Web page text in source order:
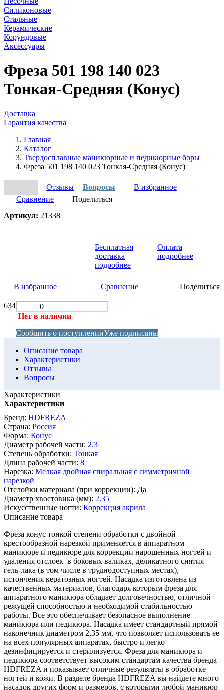
Силиконовые
Стальные
Керамические
Корундовые
Аксессуары
Фреза 501 198 140 023
Тонкая-Средняя (Конус)
Доставка
Гарантия качества
Главная
Каталог
Твердосплавные маникюрные и педикюрные боры
Фреза 501 198 140 023 Тонкая-Средняя (Конус)
Отзывы Вопросы
В избранное
Сравнение
Поделиться
Артикул: 21338
Бесплатная
доставка
подробнее
Оплата
подробнее
В избранное Сравнение Поделиться
Характеристики
Характеристики
Бренд: HDFREZA
Страна: Россия
Форма: Конус
Диаметр рабочей части: 2.3
Степень обработки: Тонкая
Длина рабочей части: 8
Нарезка: Мелкая двойная спиральная с симметричной
нарезкой
Отслойки материала (при коррекции): Да
Диаметр хвостовика (мм): 2.35
Искусственные ногти: Коррекция акрила
634
Нет в наличии
Сообщить о поступленииУже подписаны
Описание товара
Характеристики
Отзывы
Вопросы
Описание товара
Фреза конус тонкой степени обработки с двойной
крестообразной нарезкой применяется в аппаратном
маникюре и педикюре для коррекции нарощенных ногтей и
удаления отслоек в боковых валиках, деликатного снятия
гель-лака (в том числе в труднодоступных местах),
истончения кератозных ногтей. Насадка изготовлена из
качественных материалов, благодаря которым фреза для
аппаратного маникюра обладает долговечностью, отличной
режущей способностью и необходимой стабильностью
работы. Все это обеспечивает безопасное выполнение
маникюра или педикюра. Насадка имеет стандартный прямой
наконечник диаметром 2,35 мм, что позволяет использовать ее
на всех популярных аппаратах, быстро и легко
дезинфицируется и стерилизуется. Фреза для маникюра и
педикюра соответствует высоким стандартам качества бренда
HDFREZA и показывает отличные результаты в обработке
ногтей и кожи. В разделе бренда HDFREZA вы найдете много
насадок других форм и размеров, с которыми любой маникюр